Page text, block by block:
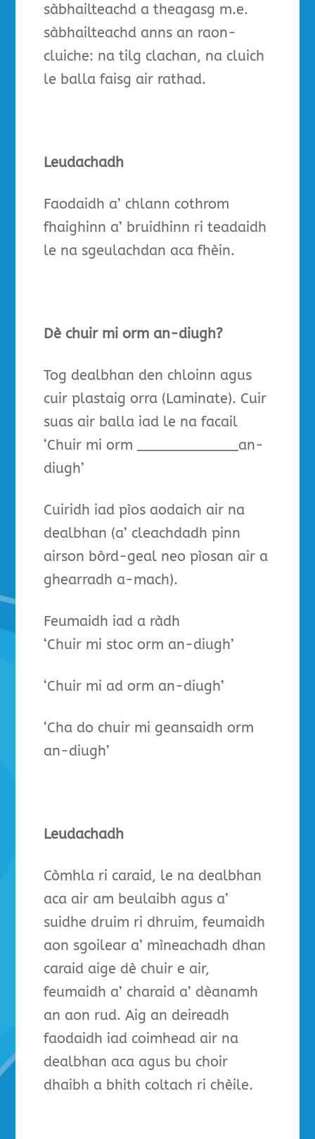
sàbhailteachd a theagasg m.e.
sàbhailteachd anns an raon-
cluiche: na tilg clachan, na cluich
le balla faisg air rathad.
Leudachadh
Faodaidh a’ chlann cothrom
fhaighinn a’ bruidhinn ri teadaidh
le na sgeulachdan aca fhèin.
Dè chuir mi orm an-diugh?
Tog dealbhan den chloinn agus
cuir plastaig orra (Laminate). Cuir
suas air balla iad le na facail
‘Chuir mi orm ____________an-
diugh’
Cuiridh iad pìos aodaich air na
dealbhan (a’ cleachdadh pinn
airson bòrd-geal neo pìosan air a
ghearradh a-mach).
Feumaidh iad a ràdh
‘Chuir mi stoc orm an-diugh’
‘Chuir mi ad orm an-diugh’
‘Cha do chuir mi geansaidh orm
an-diugh’
Leudachadh
Còmhla ri caraid, le na dealbhan
aca air am beulaibh agus a’
suidhe druim ri dhruim, feumaidh
aon sgoilear a’ mìneachadh dhan
caraid aige dè chuir e air,
feumaidh a’ charaid a’ dèanamh
an aon rud. Aig an deireadh
faodaidh iad coimhead air na
dealbhan aca agus bu choir
dhaibh a bhith coltach ri chèile.